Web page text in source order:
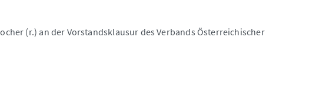
(r.) an der Vorstandsklausur des Verbands Österreichischer